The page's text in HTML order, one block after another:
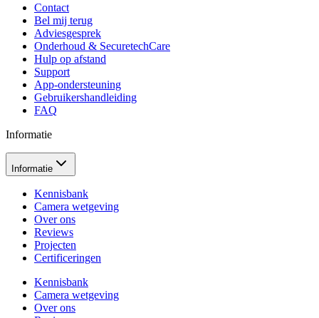
Contact
Bel mij terug
Adviesgesprek
Onderhoud & SecuretechCare
Hulp op afstand
Support
App-ondersteuning
Gebruikershandleiding
FAQ
Informatie
Informatie
Kennisbank
Camera wetgeving
Over ons
Reviews
Projecten
Certificeringen
Kennisbank
Camera wetgeving
Over ons